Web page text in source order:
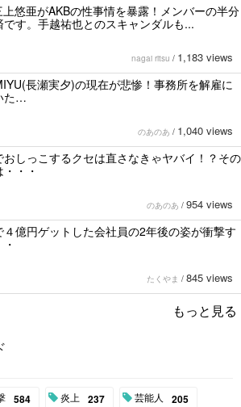
上悠亜がAKBの性事情を暴露！メンバーの半分
です。手越祐也とのスキャンダルも...
nagai ritsu / 1,183 views
長瀬実夕)の現在が悲惨！事務所を解雇に
た…
のあのあ / 1,040 views
おしっこするクセは直さなきゃヤバイ！？その
・・
のあのあ / 954 views
４億円ゲットした会社員の2年後の姿が衝撃す
たくやま / 845 views
もっと見る
584 炎上 237 芸能人 205